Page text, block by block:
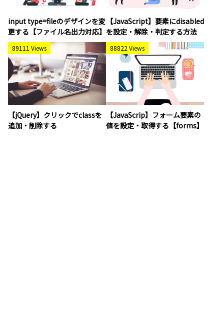
input type=fileのデザインを変
更する【ファイル名出力対応】
【JavaScript】要素にdisabled
を設定・解除・判定する方法
89111 Views
【jQuery】クリックでclassを
追加・削除する
88822 Views
【JavaScrip】フォーム要素の
値を設定・取得する【forms】